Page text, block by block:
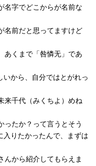
名字でどこからが名前な
名前だと思ってますけど
あくまで「咎憐无」であ
いから、自分ではとがれっ
来千代（みくちよ）めね
ったか？って言うとそう
入りたかったんで、まずは
んから紹介してもらえま